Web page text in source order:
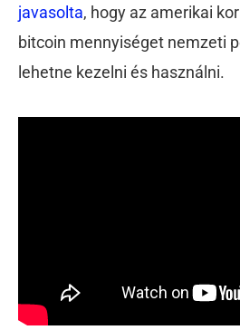
javasolta, hogy az amerikai
bitcoin mennyiséget nemzeti
lehetne kezelni és használni.